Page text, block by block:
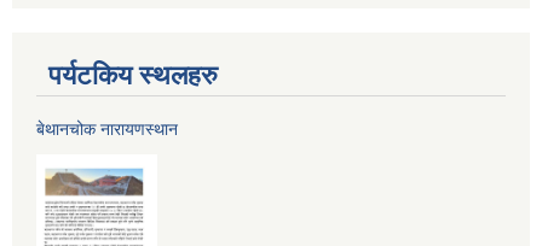
पर्यटकिय स्थलहरु
बेथानचोक नारायणस्थान